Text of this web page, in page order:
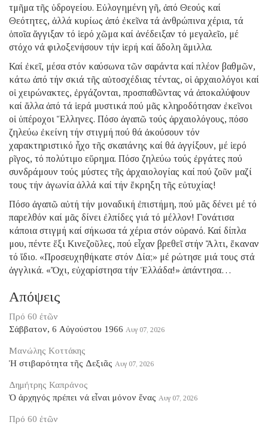
τμῆμα τῆς ὑδρογείου. Εὐλογημένη γῆ, ἀπό Θεούς καί
Θεότητες, ἀλλά κυρίως ἀπό ἐκεῖνα τά ἀνθρώπινα χέρια, τά
ὁποῖα ἄγγιξαν τό ἱερό χῶμα καί ἀνέδειξαν τό μεγαλεῖο, μέ
στόχο νά φιλοξενήσουν τήν ἱερή καί ἄδολη ἅμιλλα.
Καί ἐκεῖ, μέσα στόν καύσωνα τῶν σαράντα καί πλέον βαθμῶν,
κάτω ἀπό τήν σκιά τῆς αὐτοσχέδιας τέντας, οἱ ἀρχαιολόγοι καί
οἱ χειρώνακτες, ἐργάζονται, προσπαθῶντας νά ἀποκαλύψουν
καί ἄλλα ἀπό τά ἱερά μυστικά πού μᾶς κληροδότησαν ἐκεῖνοι
οἱ ὑπέροχοι Ἕλληνες. Πόσο ἀγαπῶ τούς ἀρχαιολόγους, πόσο
ζηλεύω ἐκείνη τήν στιγμή πού θά ἀκούσουν τόν
χαρακτηριστικό ἦχο τῆς σκαπάνης καί θά ἀγγίξουν, μέ ἱερό
ρῖγος, τό πολύτιμο εὕρημα. Πόσο ζηλεύω τούς ἐργάτες πού
συνδράμουν τούς μύστες τῆς ἀρχαιολογίας καί πού ζοῦν μαζί
τους τήν ἀγωνία ἀλλά καί τήν ἔκρηξη τῆς εὐτυχίας!
Πόσο ἀγαπῶ αὐτή τήν μοναδική ἐπιστήμη, πού μᾶς δένει μέ τό
παρελθόν καί μᾶς δίνει ἐλπίδες γιά τό μέλλον! Γονάτισα
κάποια στιγμή καί σήκωσα τά χέρια στόν οὐρανό. Καί δίπλα
μου, πέντε ἕξι Κινεζοῦλες, πού εἶχαν βρεθεῖ στήν Ἄλτι, ἔκαναν
τό ἴδιο. «Προσευχηθήκατε στόν Δία;» μέ ρώτησε μιά τους στά
ἀγγλικά. «Ὄχι, εὐχαρίστησα τήν Ἑλλάδα!» ἀπάντησα…
Απόψεις
Πρό 60 ἐτῶν
Σάββατον, 6 Αὐγούστου 1966 Αυγ 07, 2026
Μανώλης Κοττάκης
Ἡ στιβαρότητα τῆς Δεξιᾶς Αυγ 07, 2026
Δημήτρης Καπράνος
Ὁ ἀρχηγός πρέπει νά εἶναι μόνον ἕνας Αυγ 07, 2026
Πρό 60 ἐτῶν